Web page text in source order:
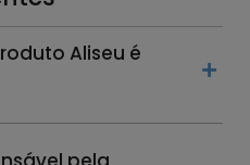
Aliseu é